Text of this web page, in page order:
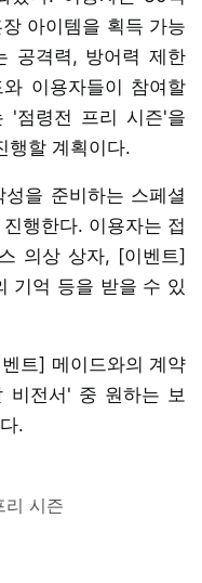
아이템을 획득 가능
공격력, 방어력 제한
이용자들이 참여할
'점령전 프리 시즌'을
행할 계획이다.
을 준비하는 스페셜
행한다. 이용자는 접
의상 상자, [이벤트]
기억 등을 받을 수 있
트] 메이드와의 계약
비전서' 중 원하는 보
.
리 시즌